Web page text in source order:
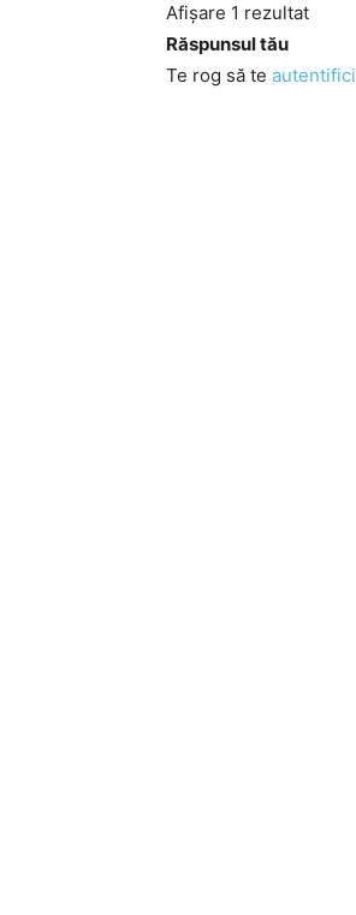
Afișare 1 rezultat
Răspunsul tău
Te rog să te autentifici